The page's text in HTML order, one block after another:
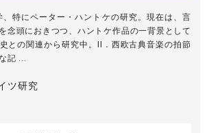
、特にペーター・ハントケの研究。現在は、言
念頭におきつつ、ハントケ作品の一背景として
との関連から研究中。II．西欧古典音楽の拍節
記 ...
ツ研究